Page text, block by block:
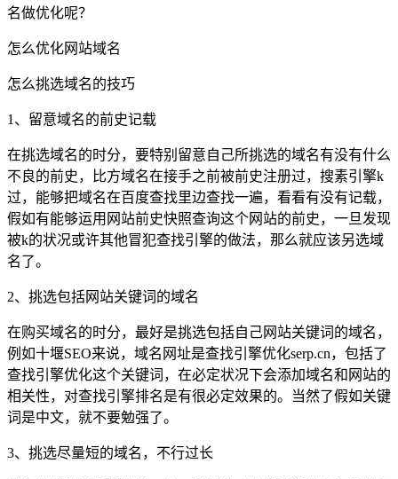
名做优化呢？
怎么优化网站域名
怎么挑选域名的技巧
1、留意域名的前史记载
在挑选域名的时分，要特别留意自己所挑选的域名有没有什么
不良的前史，比方域名在接手之前被前史注册过，搜素引擎k
过，能够把域名在百度查找里边查找一遍，看看有没有记载，
假如有能够运用网站前史快照查询这个网站的前史，一旦发现
被k的状况或许其他冒犯查找引擎的做法，那么就应该另选域
名了。
2、挑选包括网站关键词的域名
在购买域名的时分，最好是挑选包括自己网站关键词的域名，
例如十堰SEO来说，域名网址是查找引擎优化serp.cn，包括了
查找引擎优化这个关键词，在必定状况下会添加域名和网站的
相关性，对查找引擎排名是有很必定效果的。当然了假如关键
词是中文，就不要勉强了。
3、挑选尽量短的域名，不行过长